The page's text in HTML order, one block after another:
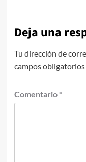
Deja una
Tu dirección de
campos
Comentario *